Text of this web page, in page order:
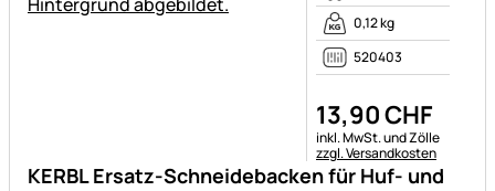
KERBL Ersatz-Schneidebacken für Huf- und
0,12 kg
520403
13,90CHF
Steuerhinweis:
inkl. MwSt. und Zölle
zzgl. Versandkosten